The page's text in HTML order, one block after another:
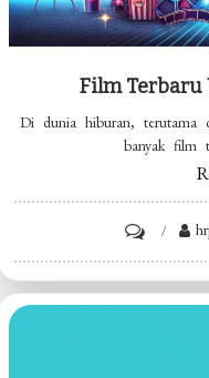
Film Terbaru
Di dunia hiburan, terutama
banyak film
Film
Terbaru